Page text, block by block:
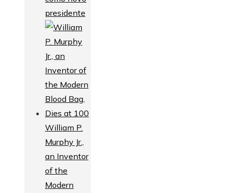
presidente
William P.
Murphy Jr.,
an Inventor
of the
Modern